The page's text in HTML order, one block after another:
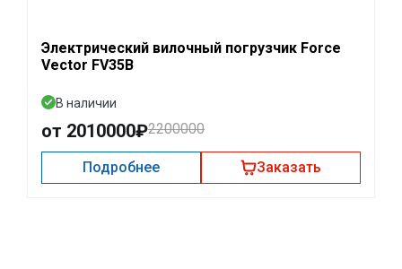
Электрический вилочный погрузчик Force
Vector FV35B
В наличии
от 2010000₽2200000
Подробнее Заказать